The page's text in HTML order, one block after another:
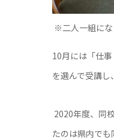
※二人一組にな
10月には「仕
を選んで受講し
2020年度、同
たのは県内で